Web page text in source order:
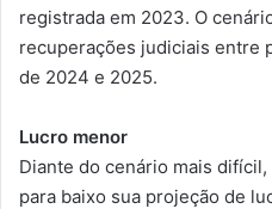
registrada em 2023. O
recuperações judiciais entre
de 2024 e 2025.
Lucro menor
Diante do cenário mais
para baixo sua projeção de